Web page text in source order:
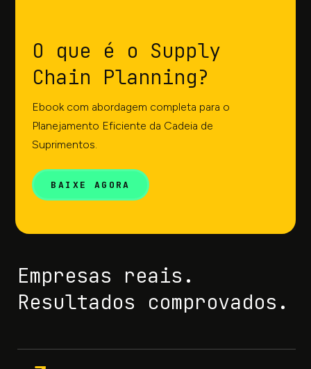
O que é o Supply
Chain Planning?
Ebook com abordagem completa para o
Planejamento Eficiente da Cadeia de
Suprimentos.
BAIXE AGORA
Empresas reais.
Resultados comprovados.